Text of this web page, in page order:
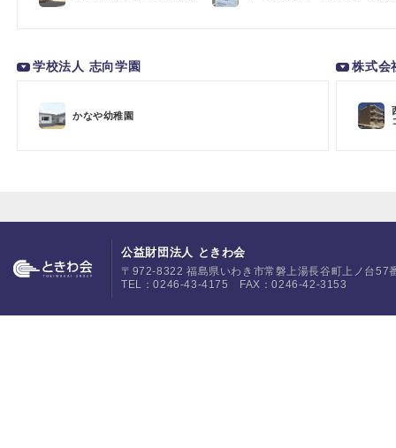
学校法人 志向学園
かなや幼稚園
株式会
公益財団法人 ときわ会
〒972-8322 福島県いわき市常磐上湯長谷町上ノ台57
TEL：0246-43-4175 FAX：0246-42-3153